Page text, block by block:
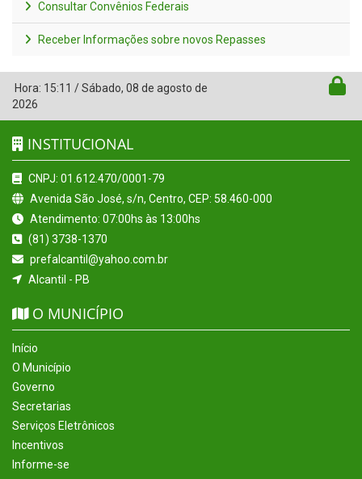
Consultar Convênios Federais
Receber Informações sobre novos Repasses
Hora: 15:11 /Sábado, 08 de agosto de
2026
INSTITUCIONAL
CNPJ: 01.612.470/0001-79
Avenida São José, s/n, Centro, CEP: 58.460-000
Atendimento: 07:00hs às 13:00hs
(81) 3738-1370
prefalcantil@yahoo.com.br
Alcantil - PB
O MUNICÍPIO
Início
O Município
Governo
Secretarias
Serviços Eletrônicos
Incentivos
Informe-se